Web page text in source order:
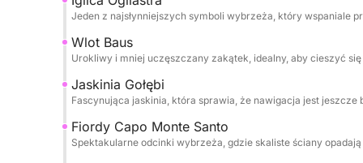
zanurzonym w naturze, relaksem i niezwykłymi
jednodniowe wycieczki, a na życzenie istnieje
rejsie.
Zarezerwuj już teraz na Click&Boat i daj się
Baunei.
Jeden z najsłynniejszych symboli wybrzeża, który wspaniale
Wlot Baus
Urokliwy i mniej uczęszczany zakątek, idealny, aby cieszyć
Jaskinia Gołębi
Fascynująca jaskinia, która sprawia, że nawigacja jest jeszcze
Fiordy Capo Monte Santo
Spektakularne odcinki wybrzeża, gdzie skaliste ściany